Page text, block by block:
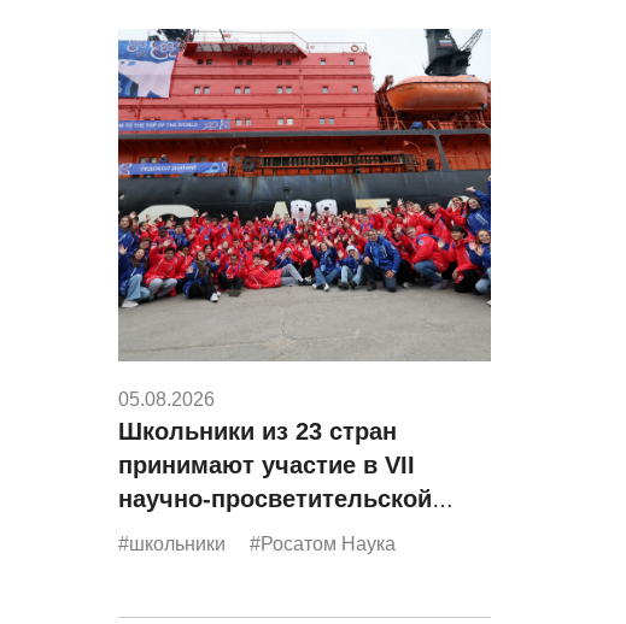
05.08.2026
Школьники из 23 стран
принимают участие в VII
научно-просветительской
экспедиции «Росатома»
#школьники #Росатом Наука